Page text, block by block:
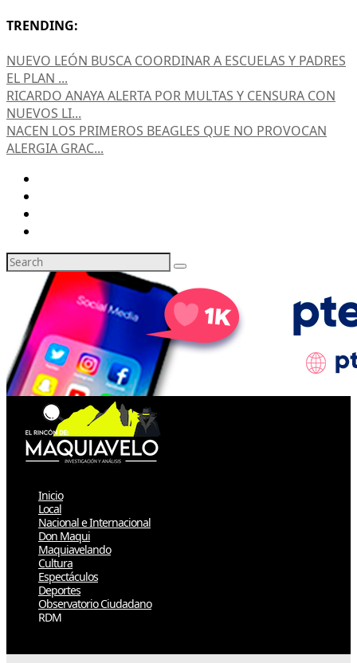
TRENDING:
NUEVO LEÓN BUSCA COORDINAR A ESCUELAS Y PADRES
EL PLAN ...
RICARDO ANAYA ALERTA POR MULTAS Y CENSURA CON
NUEVOS LI...
NACEN LOS PRIMEROS BEAGLES QUE NO PROVOCAN
ALERGIA GRAC...
Inicio
Local
Nacional e Internacional
Don Maqui
Maquiavelando
Cultura
Espectáculos
Deportes
Observatorio Ciudadano
RDM